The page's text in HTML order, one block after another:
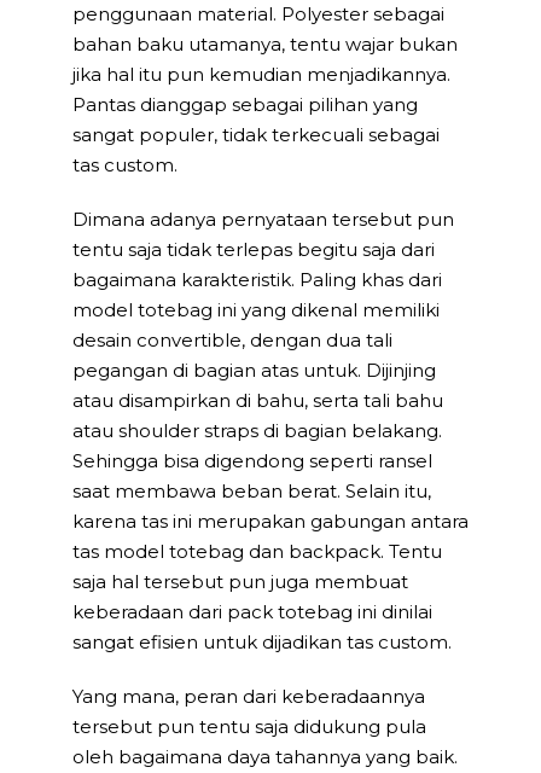
penggunaan material. Polyester sebagai
bahan baku utamanya, tentu wajar bukan
jika hal itu pun kemudian menjadikannya.
Pantas dianggap sebagai pilihan yang
sangat populer, tidak terkecuali sebagai
tas custom.
Dimana adanya pernyataan tersebut pun
tentu saja tidak terlepas begitu saja dari
bagaimana karakteristik. Paling khas dari
model totebag ini yang dikenal memiliki
desain convertible, dengan dua tali
pegangan di bagian atas untuk. Dijinjing
atau disampirkan di bahu, serta tali bahu
atau shoulder straps di bagian belakang.
Sehingga bisa digendong seperti ransel
saat membawa beban berat. Selain itu,
karena tas ini merupakan gabungan antara
tas model totebag dan backpack. Tentu
saja hal tersebut pun juga membuat
keberadaan dari pack totebag ini dinilai
sangat efisien untuk dijadikan tas custom.
Yang mana, peran dari keberadaannya
tersebut pun tentu saja didukung pula
oleh bagaimana daya tahannya yang baik.